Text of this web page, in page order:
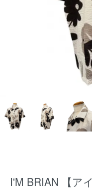
I'M BRIAN 【ア